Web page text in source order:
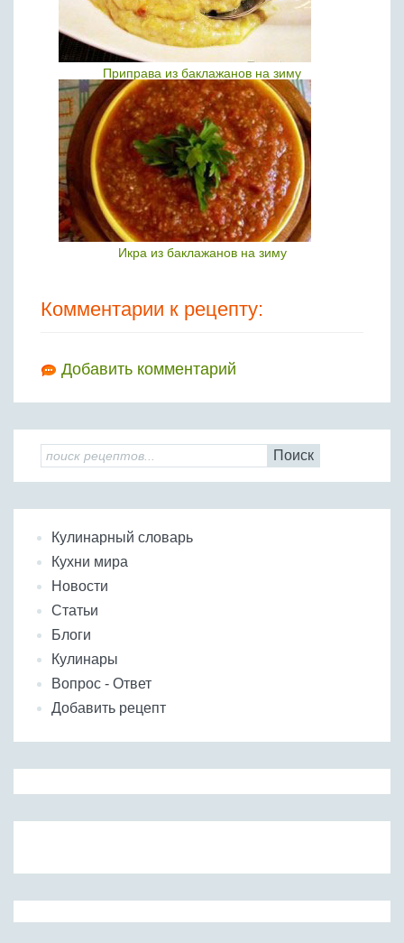
Приправа из баклажанов на зиму
Икра из баклажанов на зиму
Комментарии к рецепту:
Добавить комментарий
Поиск
Кулинарный словарь
Кухни мира
Новости
Статьи
Блоги
Кулинары
Вопрос - Ответ
Добавить рецепт